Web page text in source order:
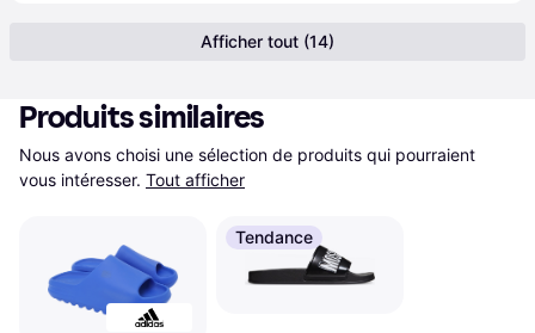
Afficher tout (14)
Produits similaires
Nous avons choisi une sélection de produits qui pourraient
vous intéresser. Tout afficher
Tendance